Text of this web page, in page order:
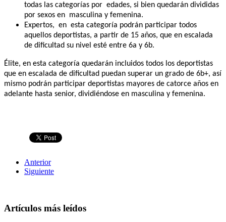
todas las categorías por edades, si bien quedarán divididas
por sexos en masculina y femenina.
Expertos, en esta categoría podrán participar todos
aquellos deportistas, a partir de 15 años, que en escalada
de dificultad su nivel esté entre 6a y 6b.
Élite, en esta categoría quedarán incluidos todos los deportistas
que en escalada de dificultad puedan superar un grado de 6b+, así
mismo podrán participar deportistas mayores de catorce años en
adelante hasta senior, dividiéndose en masculina y femenina.
Anterior
Siguiente
Artículos más leídos